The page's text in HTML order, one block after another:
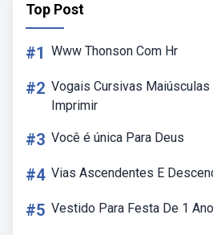
Top Post
#1 Www Thonson Com Hr
#2 Vogais Cursivas
Imprimir
#3 Você é única Para Deus
#4 Vias Ascendentes E
#5 Vestido Para Festa De 1 Ano